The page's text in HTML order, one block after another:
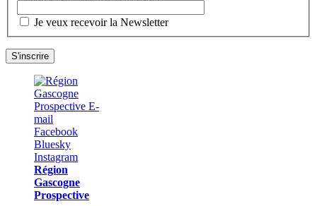
Je veux recevoir la Newsletter
Région
Gascogne
Prospective